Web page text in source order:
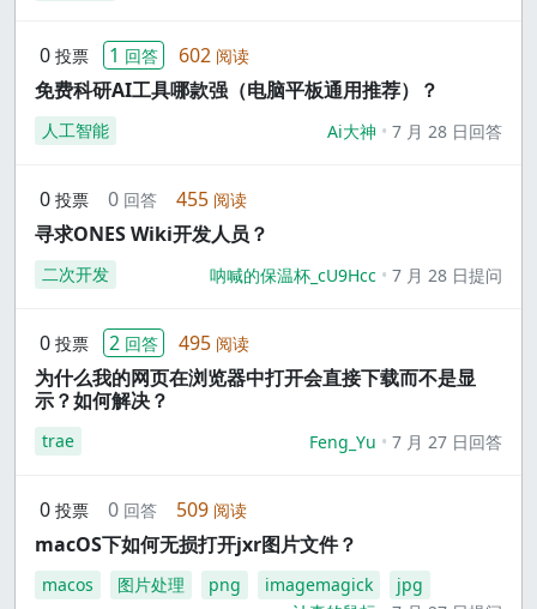
0 投票 1 回答 602 阅读
免费科研AI工具哪款强（电脑平板通用推荐）？
人工智能 Ai大神 7 月 28 日回答
0 投票 0 回答 455 阅读
寻求ONES Wiki开发人员？
二次开发 呐喊的保温杯_cU9Hcc 7 月 28 日提问
0 投票 2 回答 495 阅读
为什么我的网页在浏览器中打开会直接下载而不是显
示？如何解决？
trae Feng_Yu 7 月 27 日回答
0 投票 0 回答 509 阅读
macOS下如何无损打开jxr图片文件？
macos 图片处理 png imagemagick
jpg